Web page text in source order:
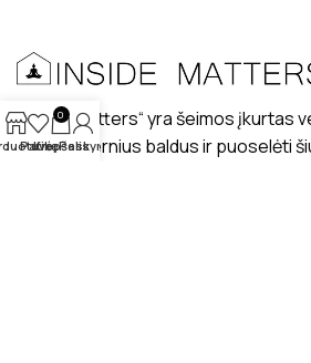
„Inside matters“ yra šeimos įkurtas
kurti modernius baldus ir puoselėti
Patikę
0
Krepšelis
Paskyra